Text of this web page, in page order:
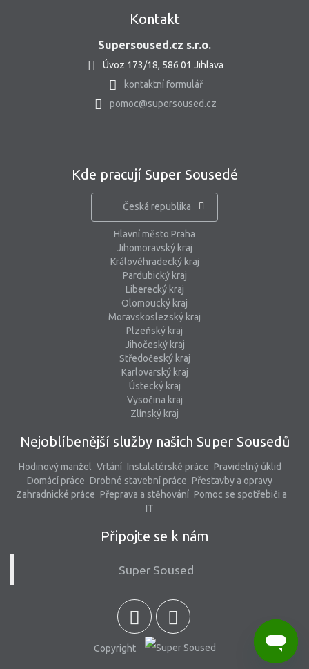
Kontakt
Supersoused.cz s.r.o.
Úvoz 173/18, 586 01 Jihlava
kontaktní formulář
pomoc@supersoused.cz
Kde pracují Super Sousedé
Česká republika
Hlavní město Praha
Jihomoravský kraj
Královéhradecký kraj
Pardubický kraj
Liberecký kraj
Olomoucký kraj
Moravskoslezský kraj
Plzeňský kraj
Jihočeský kraj
Středočeský kraj
Karlovarský kraj
Ústecký kraj
Vysočina kraj
Zlínský kraj
Nejoblíbenější služby našich Super Sousedů
Hodinový manžel Vrtání Instalatérské práce Pravidelný úklid
Domácí práce Drobné stavební práce Přestavby a opravy
Zahradnické práce Přeprava a stěhování Pomoc se spotřebiči a
IT
Připojte se k nám
Super Soused
Copyright